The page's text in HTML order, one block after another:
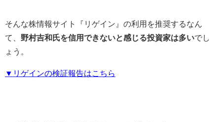
そんな株情報サイト『リゲイン』の利用を推奨するなん
て、 野村吉和氏を信用できないと感じる投資家は多いでし
ょう。
▼リゲインの検証報告はこちら